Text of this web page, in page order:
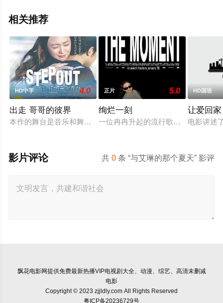
相关推荐
HD中字 4.0
出走 哥哥的彼界
本作的舞台是音乐和舞蹈融入生活的冲绳。与母亲朱音、妹妹
正片 5.0
绚烂一刻
一位冉冉升起的流行歌手在为她的巡
HD国语
让爱回家
电影讲述
共0 条 “与艾琳的那个夏天” 影评
影片评论
飘花电影网提供免费最新热播VIP电视剧大全、动漫、综艺、高清未删减
电影
Copyright © 2023 zjjldly.com All Rights Reserved
粤ICP备20236729号